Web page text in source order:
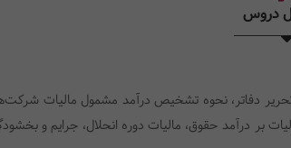
دروس
دفاتر، نحوه تشخیص درآمد مشمول مالیات
بر درآمد حقوق، مالیات دوره انحلال، جرایم و